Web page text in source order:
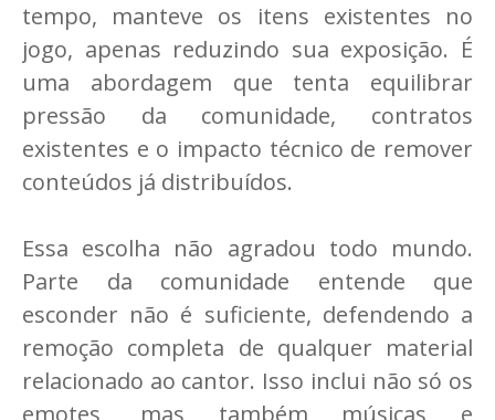
tempo, manteve os itens existentes no
jogo, apenas reduzindo sua exposição. É
uma abordagem que tenta equilibrar
pressão da comunidade, contratos
existentes e o impacto técnico de remover
conteúdos já distribuídos.
Essa escolha não agradou todo mundo.
Parte da comunidade entende que
esconder não é suficiente, defendendo a
remoção completa de qualquer material
relacionado ao cantor. Isso inclui não só os